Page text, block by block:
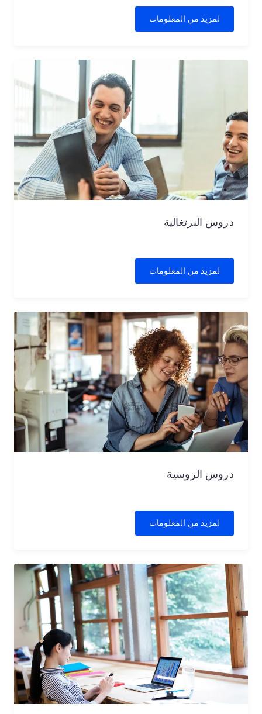
لمزيد من المعلومات
دروس البرتغالية
لمزيد من المعلومات
دروس الروسية
لمزيد من المعلومات